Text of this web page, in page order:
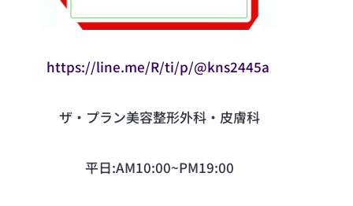
https://line.me/R/ti/p/@kns2445a
ザ·プラン美容整形外科・皮膚科
平日:AM10:00~PM19:00